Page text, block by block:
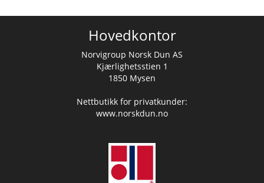
Hovedkontor
Norvigroup Norsk Dun AS
Kjærlighetsstien 1
1850 Mysen
Nettbutikk for privatkunder:
www.norskdun.no